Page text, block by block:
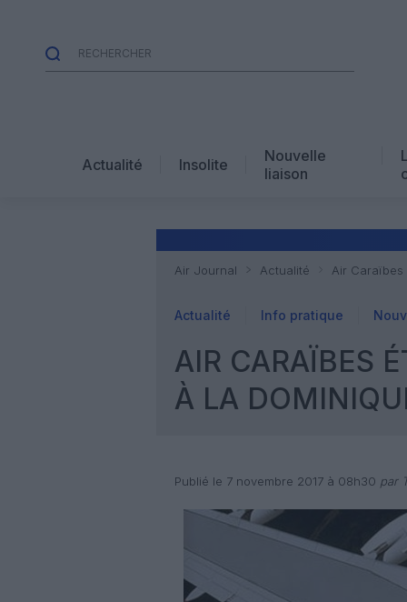
Actualité Insolite
Nouvelle
liaison
Air Journal Actualité Air Caraïbes
Actualité Info pratique
AIR CARAÏBES
À LA
Publié le 7 novembre 2017 à 08h30 par